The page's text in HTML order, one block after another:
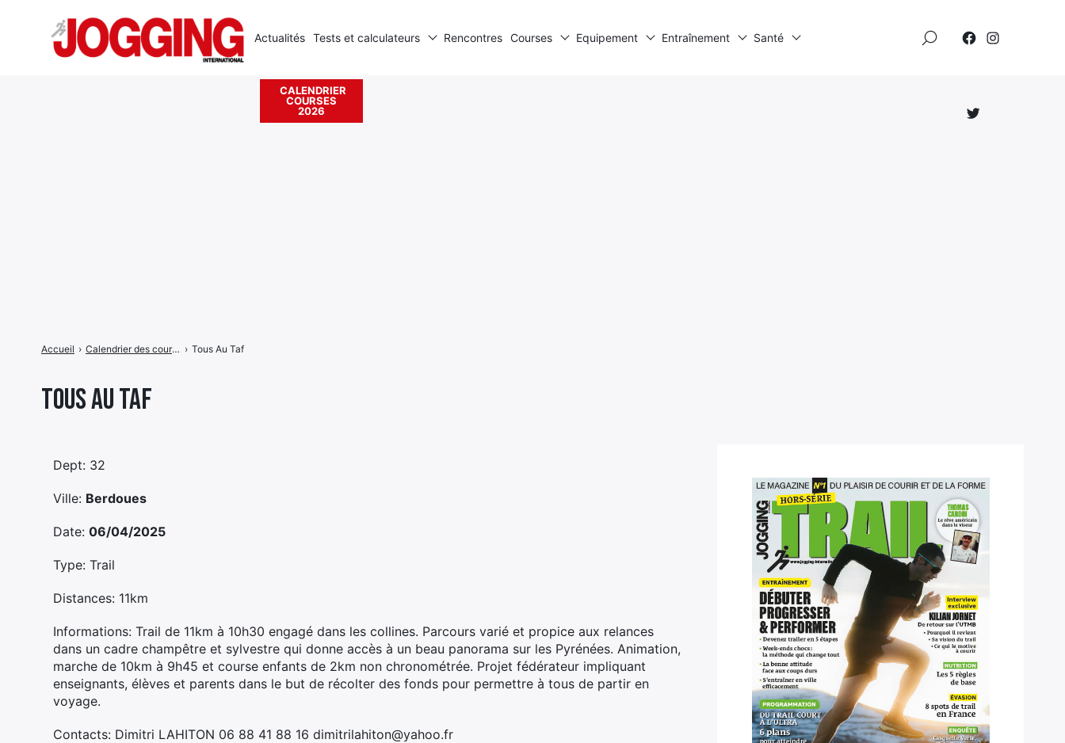
Tous Au Taf
Accueil › Calendrier des courses › Tous Au Taf
Dept: 32
Ville: Berdoues
Date: 06/04/2025
Type: Trail
Distances: 11km
Informations: Trail de 11km à 10h30 engagé dans les collines. Parcours varié et propice aux relances
dans un cadre champêtre et sylvestre qui donne accès à un beau panorama sur les Pyrénées. Animation,
marche de 10km à 9h45 et course enfants de 2km non chronométrée. Projet fédérateur impliquant
enseignants, élèves et parents dans le but de récolter des fonds pour permettre à tous de partir en
voyage.
Contacts: Dimitri LAHITON 06 88 41 88 16 dimitrilahiton@yahoo.fr
Actualités Tests et calculateurs Rencontres Courses Equipement Entraînement Santé
CALENDRIER
COURSES
2026
Élément
Rechercher